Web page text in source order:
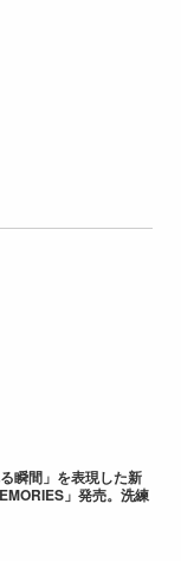
瞬間」を表現した新
」発売。洗練